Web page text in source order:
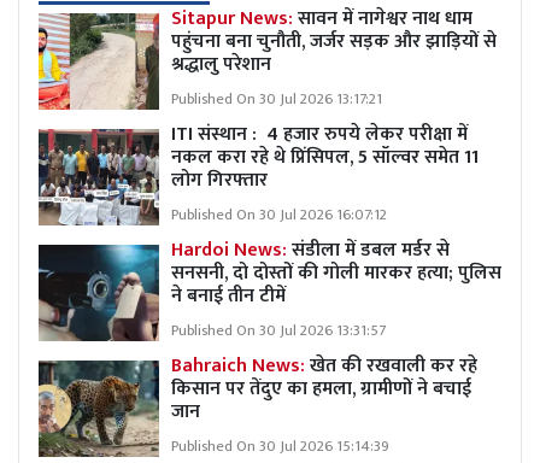
Sitapur News:सावन में नागेश्वर नाथ धाम
पहुंचना बना चुनौती, जर्जर सड़क और झाड़ियों से
श्रद्धालु परेशान
Published On 30 Jul 2026 13:17:21
ITI संस्थान : 4 हजार रुपये लेकर परीक्षा में
नकल करा रहे थे प्रिंसिपल, 5 सॉल्वर समेत 11
लोग गिरफ्तार
Published On 30 Jul 2026 16:07:12
Hardoi News:संडीला में डबल मर्डर से
सनसनी, दो दोस्तों की गोली मारकर हत्या; पुलिस
ने बनाई तीन टीमें
Published On 30 Jul 2026 13:31:57
Bahraich News:खेत की रखवाली कर रहे
किसान पर तेंदुए का हमला, ग्रामीणों ने बचाई
जान
Published On 30 Jul 2026 15:14:39